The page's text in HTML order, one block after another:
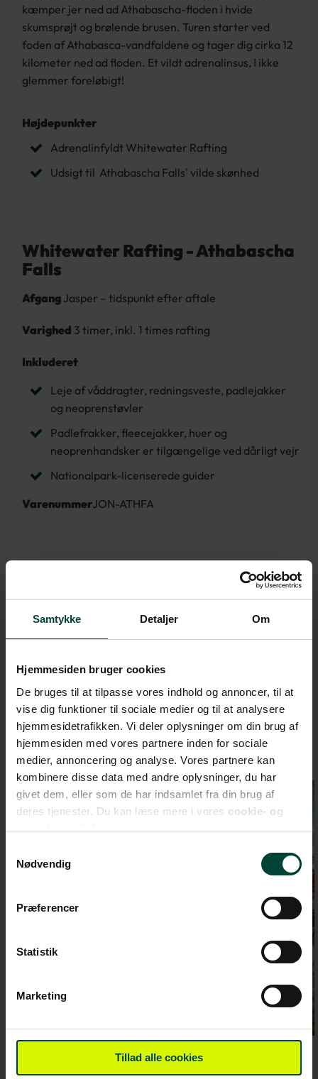
Samtykke Detaljer Om
Hjemmesiden bruger cookies
De bruges til at tilpasse vores indhold og annoncer, til at
vise dig funktioner til sociale medier og til at analysere
hjemmesidetrafikken. Vi deler oplysninger om din brug af
hjemmesiden med vores partnere inden for sociale
medier, annoncering og analyse. Vores partnere kan
kombinere disse data med andre oplysninger, du har
givet dem, eller som de har indsamlet fra din brug af
deres tjenester. Du kan læse mere i vores cookie- og
privatlivspolitik.
Nødvendig
Præferencer
Statistik
Marketing
Tillad alle cookies
kæmper jer ned ad Athabascha-floden i hvide
skumsprøjt og brølende brusen. Turen starter ved
foden af Athabasca-vandfaldene og tager dig cirka 12
kilometer ned ad floden. Et vildt adrenalinsus, I ikke
glemmer foreløbigt!
Højdepunkter
Adrenalinfyldt Whitewater Rafting
Udsigt til Athabascha Falls' vilde skønhed
Whitewater Rafting - Athabascha
Falls
Afgang Jasper – tidspunkt efter aftale
Varighed 3 timer, inkl. 1 times rafting
Inkluderet
Leje af våddragter, redningsveste, padlejakker
og neoprenstøvler
Padlefrakker, fleecejakker, huer og
neoprenhandsker er tilgængelige ved dårligt vejr
Nationalpark-licenserede guider
VarenummerJON-ATHFA
område
De canadiske
Rockies med
Jasper:
Rafting
Athabasca
LÆS MERE